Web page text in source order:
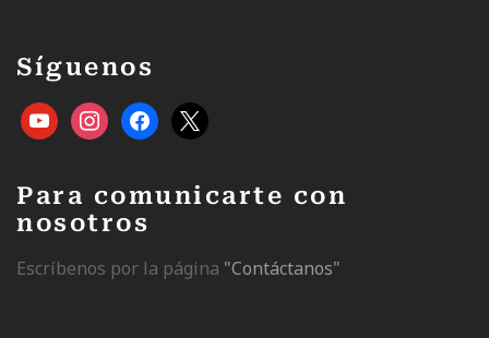
Síguenos
Para comunicarte con
nosotros
Escríbenos por la página "Contáctanos"